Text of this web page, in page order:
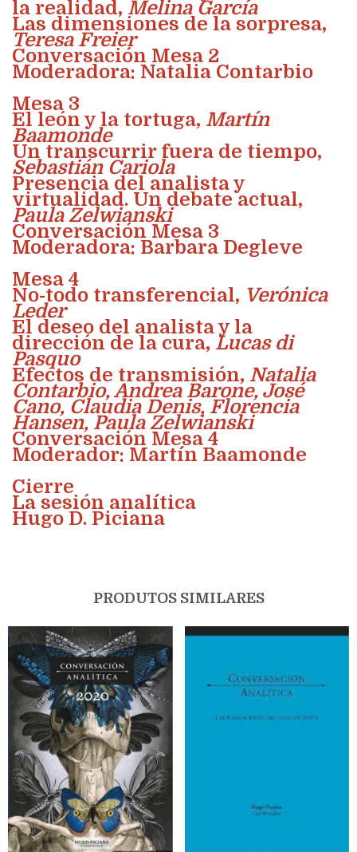
la realidad, Melina García
Las dimensiones de la sorpresa,
Teresa Freier
Conversación Mesa 2
Moderadora: Natalia Contarbio
Mesa 3
El león y la tortuga, Martín
Baamonde
Un transcurrir fuera de tiempo,
Sebastián Cariola
Presencia del analista y
virtualidad. Un debate actual,
Paula Zelwianski
Conversación Mesa 3
Moderadora: Barbara Degleve
Mesa 4
No-todo transferencial, Verónica
Leder
El deseo del analista y la
dirección de la cura, Lucas di
Pasquo
Efectos de transmisión, Natalia
Contarbio, Andrea Barone, José
Cano, Claudia Denis, Florencia
Hansen, Paula Zelwianski
Conversación Mesa 4
Moderador: Martín Baamonde
Cierre
La sesión analítica
Hugo D. Piciana
PRODUTOS SIMILARES